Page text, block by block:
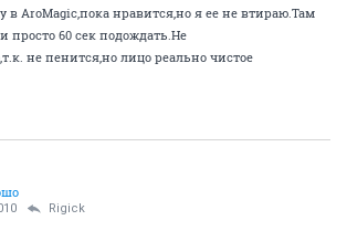
в AroMagic,пока нравится,но я ее не втираю.Там
просто 60 сек подождать.Не
не пенится,но лицо реально чистое
Rigick